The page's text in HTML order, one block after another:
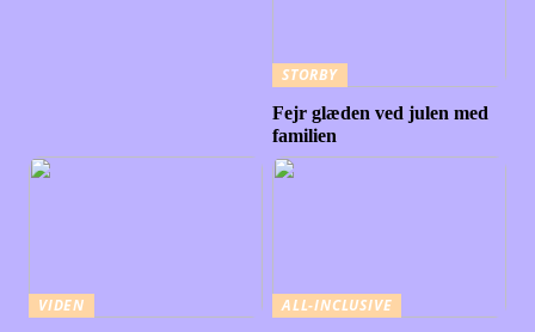
STORBY
Fejr glæden ved julen med
familien
VIDEN
ALL-INCLUSIVE